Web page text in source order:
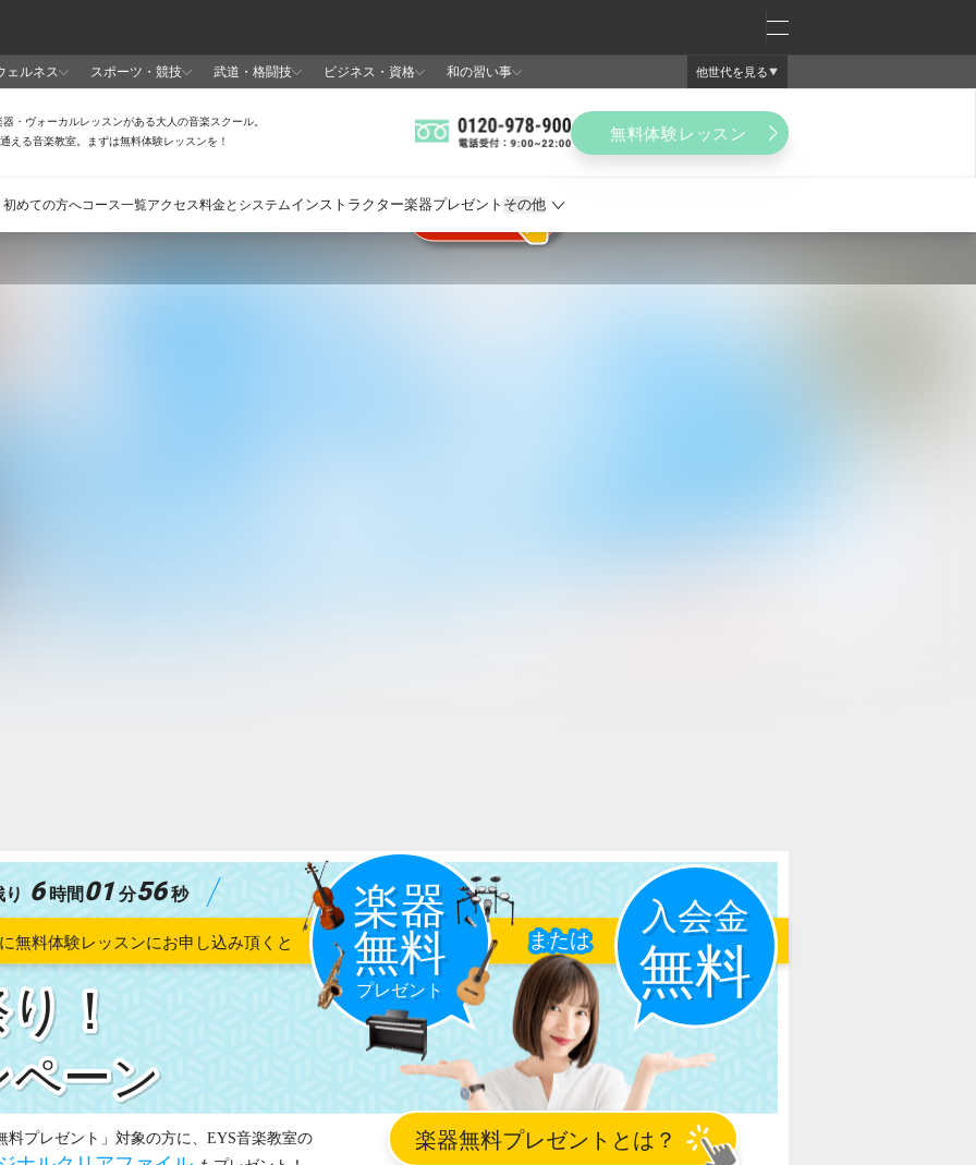
6.8
全国に
21 教室
初心者
！
り 6 時間 01 分55 秒